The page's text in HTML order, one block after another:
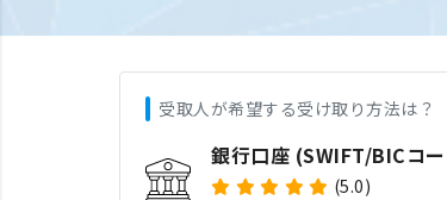
受取人が希望する受け取り方法は？
銀行口座 (SWIFT/BICコ
(5.0)